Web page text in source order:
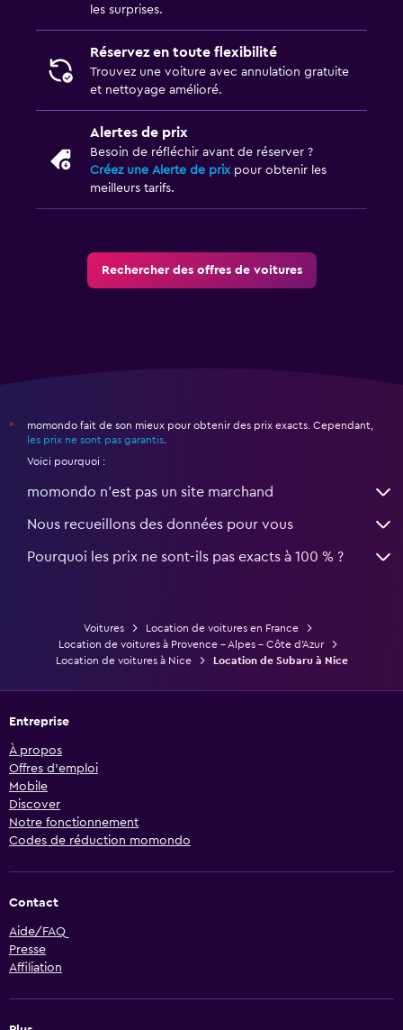
les surprises.
Réservez en toute flexibilité
Trouvez une voiture avec annulation gratuite
et nettoyage amélioré.
Alertes de prix
Besoin de réfléchir avant de réserver ?
Créez une Alerte de prixpour obtenir les
meilleurs tarifs.
Rechercher des offres de voitures
*
momondo fait de son mieux pour obtenir des prix exacts. Cependant,
les prix ne sont pas garantis.
Voici pourquoi :
momondo n'est pas un site marchand
Nous recueillons des données pour vous
Pourquoi les prix ne sont-ils pas exacts à 100 % ?
Voitures
Location de voitures en France
Location de voitures à Provence - Alpes - Côte d'Azur
Location de voitures à Nice
Location de Subaru à Nice
Entreprise
À propos
Offres d’emploi
Mobile
Discover
Notre fonctionnement
Codes de réduction momondo
Contact
Aide/FAQ
Presse
Affiliation